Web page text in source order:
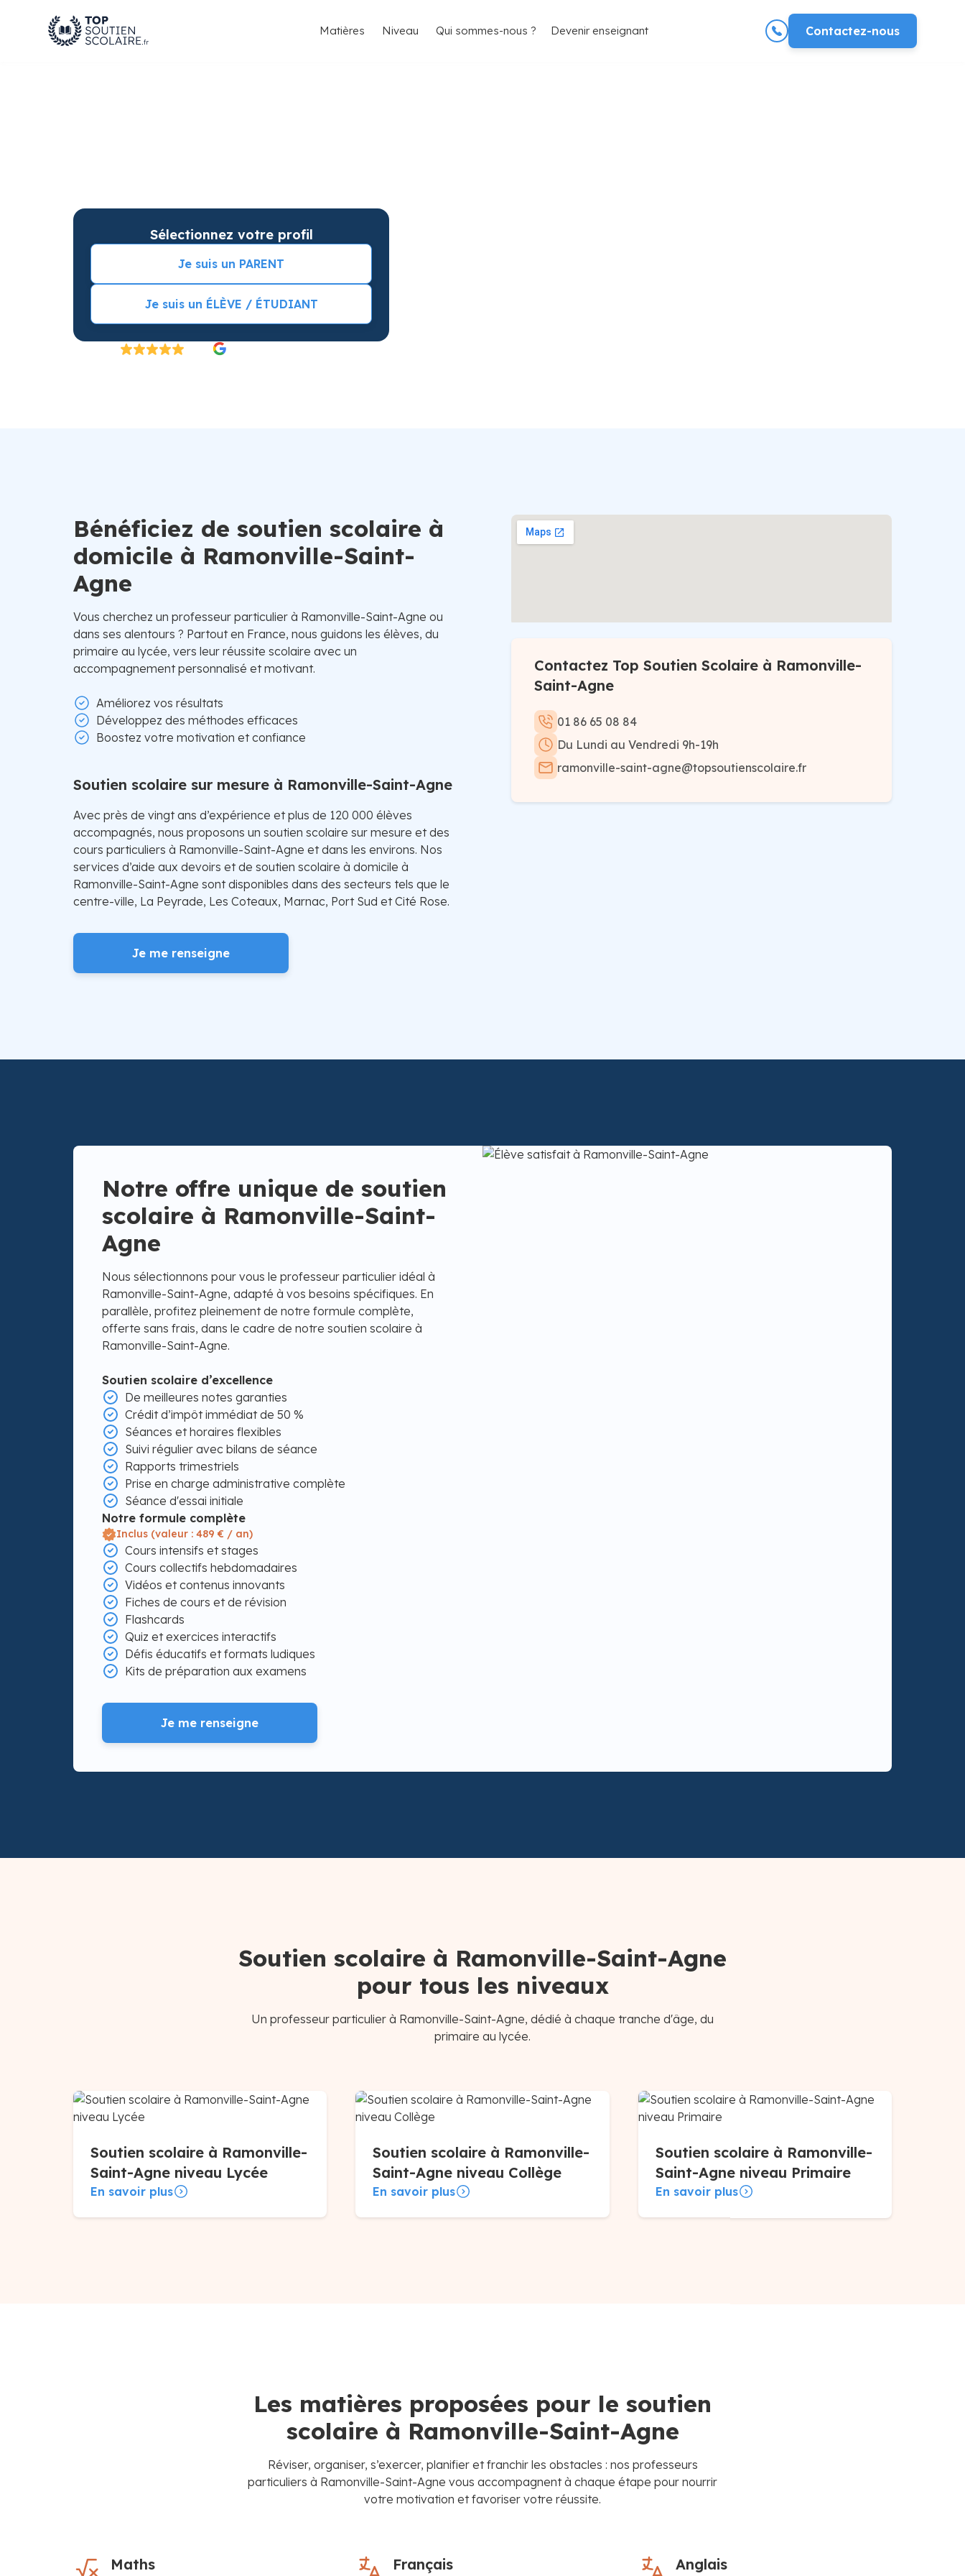
Matières Niveau Qui sommes-nous ? Devenir enseignant Contactez-nous
Sélectionnez votre profil
Je suis un PARENT
Je suis un ÉLÈVE / ÉTUDIANT
Bénéficiez de soutien scolaire à
domicile à Ramonville-Saint-
Agne
Vous cherchez un professeur particulier à Ramonville-Saint-Agne ou
dans ses alentours ? Partout en France, nous guidons les élèves, du
primaire au lycée, vers leur réussite scolaire avec un
accompagnement personnalisé et motivant.
Améliorez vos résultats
Développez des méthodes efficaces
Boostez votre motivation et confiance
Soutien scolaire sur mesure à Ramonville-Saint-Agne
Avec près de vingt ans d’expérience et plus de 120 000 élèves
accompagnés, nous proposons un soutien scolaire sur mesure et des
cours particuliers à Ramonville-Saint-Agne et dans les environs. Nos
services d’aide aux devoirs et de soutien scolaire à domicile à
Ramonville-Saint-Agne sont disponibles dans des secteurs tels que le
centre-ville, La Peyrade, Les Coteaux, Marnac, Port Sud et Cité Rose.
Je me renseigne
Contactez Top Soutien Scolaire à Ramonville-
Saint-Agne
01 86 65 08 84
Du Lundi au Vendredi 9h-19h
ramonville-saint-agne@topsoutienscolaire.fr
Notre offre unique de soutien
scolaire à Ramonville-Saint-
Agne
Nous sélectionnons pour vous le professeur particulier idéal à
Ramonville-Saint-Agne, adapté à vos besoins spécifiques. En
parallèle, profitez pleinement de notre formule complète,
offerte sans frais, dans le cadre de notre soutien scolaire à
Ramonville-Saint-Agne.
Soutien scolaire d’excellence
De meilleures notes garanties
Crédit d’impôt immédiat de 50 %
Séances et horaires flexibles
Suivi régulier avec bilans de séance
Rapports trimestriels
Prise en charge administrative complète
Séance d'essai initiale
Notre formule complète
Inclus (valeur : 489 € / an)
Cours intensifs et stages
Cours collectifs hebdomadaires
Vidéos et contenus innovants
Fiches de cours et de révision
Flashcards
Quiz et exercices interactifs
Défis éducatifs et formats ludiques
Kits de préparation aux examens
Je me renseigne
Soutien scolaire à Ramonville-Saint-Agne
pour tous les niveaux
Un professeur particulier à Ramonville-Saint-Agne, dédié à chaque tranche d'âge, du
primaire au lycée.
Soutien scolaire à Ramonville-
Saint-Agne niveau Lycée
En savoir plus
Soutien scolaire à Ramonville-
Saint-Agne niveau Collège
En savoir plus
Soutien scolaire à Ramonville-
Saint-Agne niveau Primaire
En savoir plus
Les matières proposées pour le soutien
scolaire à Ramonville-Saint-Agne
Réviser, organiser, s’exercer, planifier et franchir les obstacles : nos professeurs
particuliers à Ramonville-Saint-Agne vous accompagnent à chaque étape pour nourrir
votre motivation et favoriser votre réussite.
Maths Français Anglais